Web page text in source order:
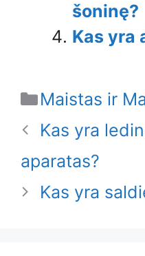
šoninę?
Kas yra
Categories
Maistas ir
Kas yra
aparatas?
Kas yra